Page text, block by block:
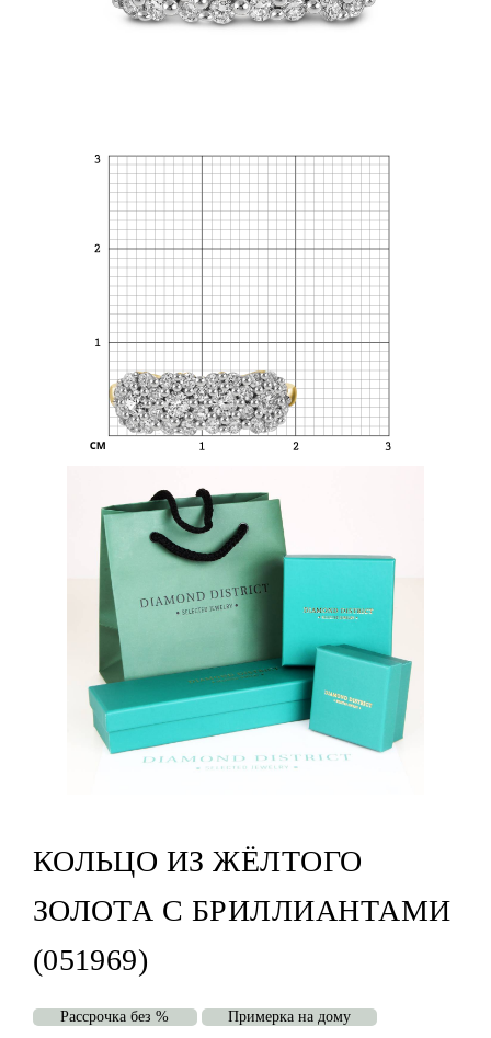
КОЛЬЦО ИЗ ЖЁЛТОГО
ЗОЛОТА С БРИЛЛИАНТАМИ
(051969)
Рассрочка без % Примерка на дому